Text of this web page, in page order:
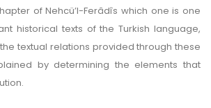
of Nehcü’l-Ferâdîs which one is one
historical texts of the Turkish language,
textual relations provided through these
by determining the elements that